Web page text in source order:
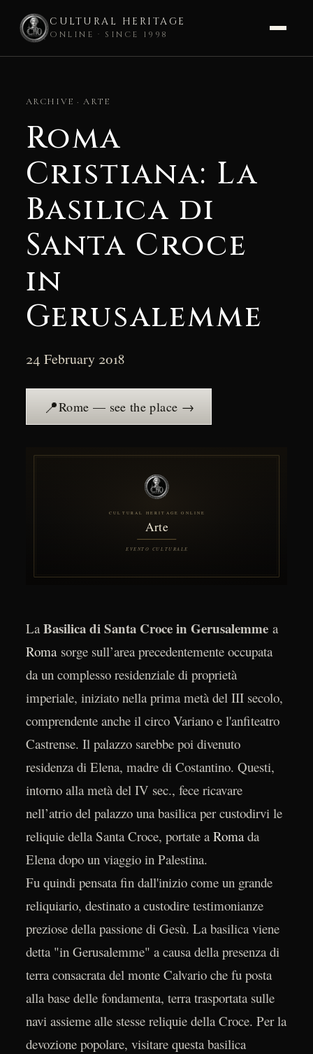
CULTURAL HERITAGE
ONLINE · SINCE 1998
contentARCHIVE · ARTE
Roma
Cristiana: La
Basilica di
Santa Croce
in
Gerusalemme
24 February 2018
📍Rome — see the place →
La Basilica di Santa Croce in Gerusalemmea
Romasorge sull’area precedentemente occupata
da un complesso residenziale di proprietà
imperiale, iniziato nella prima metà del III secolo,
comprendente anche il circo Variano e l'anfiteatro
Castrense. Il palazzo sarebbe poi divenuto
residenza di Elena, madre di Costantino. Questi,
intorno alla metà del IV sec., fece ricavare
nell’atrio del palazzo una basilica per custodirvi le
reliquie della Santa Croce, portate a Romada
Elena dopo un viaggio in Palestina.
Fu quindi pensata fin dall'inizio come un grande
reliquiario, destinato a custodire testimonianze
preziose della passione di Gesù. La basilica viene
detta "in Gerusalemme" a causa della presenza di
terra consacrata del monte Calvario che fu posta
alla base delle fondamenta, terra trasportata sulle
navi assieme alle stesse reliquie della Croce. Per la
devozione popolare, visitare questa basilica